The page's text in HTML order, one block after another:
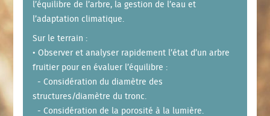
l’équilibre de l’arbre, la gestion de l’eau et
l’adaptation climatique.
Sur le terrain :
• Observer et analyser rapidement l’état d’un arbre
fruitier pour en évaluer l’équilibre :
- Considération du diamètre des
structures/diamètre du tronc.
- Considération de la porosité à la lumière.